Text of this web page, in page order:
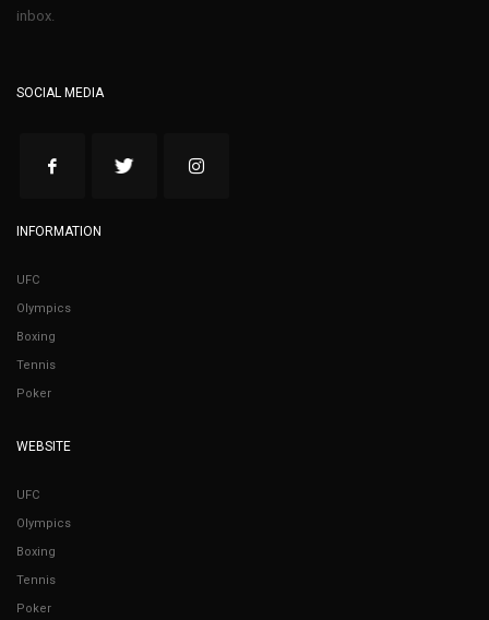
inbox.
SOCIAL MEDIA
INFORMATION
UFC
Olympics
Boxing
Tennis
Poker
WEBSITE
UFC
Olympics
Boxing
Tennis
Poker